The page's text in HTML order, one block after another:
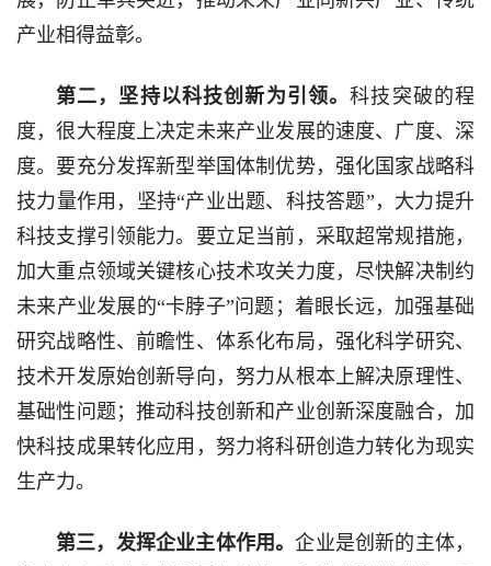
产业相得益彰。
第二，坚持以科技创新为引领。科技突破的程
度，很大程度上决定未来产业发展的速度、广度、深
度。要充分发挥新型举国体制优势，强化国家战略科
技力量作用，坚持“产业出题、科技答题”，大力提升
科技支撑引领能力。要立足当前，采取超常规措施，
加大重点领域关键核心技术攻关力度，尽快解决制约
未来产业发展的“卡脖子”问题；着眼长远，加强基础
研究战略性、前瞻性、体系化布局，强化科学研究、
技术开发原始创新导向，努力从根本上解决原理性、
基础性问题；推动科技创新和产业创新深度融合，加
快科技成果转化应用，努力将科研创造力转化为现实
生产力。
第三，发挥企业主体作用。 企业是创新的主体，